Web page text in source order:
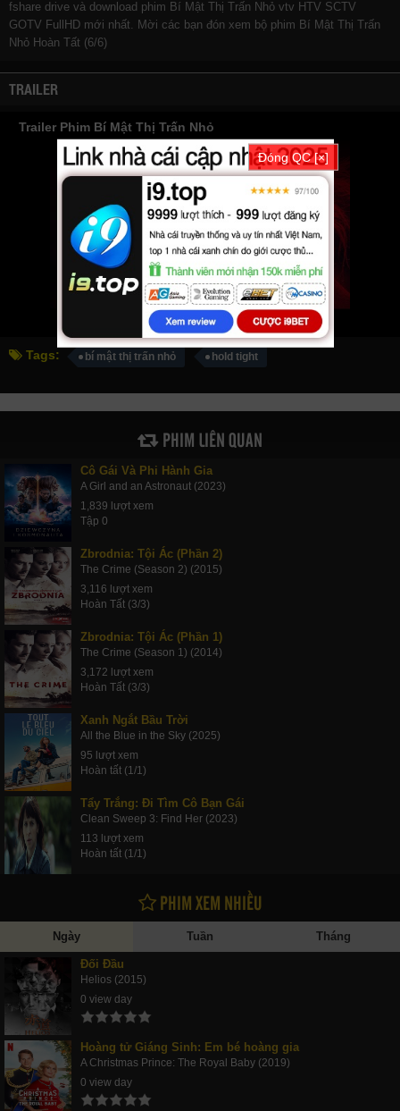
fshare drive và download phim Bí Mật Thị Trấn Nhỏ vtv HTV SCTV
GOTV FullHD mới nhất. Mời các bạn đón xem bộ phim Bí Mật Thị Trấn
Nhỏ Hoàn Tất (6/6)
TRAILER
Trailer Phim Bí Mật Thị Trấn Nhỏ
Tags: bí mật thị trấn nhỏ hold tight
PHIM LIÊN QUAN
Cô Gái Và Phi Hành Gia
A Girl and an Astronaut (2023)
1,839 lượt xem
Tập 0
Zbrodnia: Tội Ác (Phần 2)
The Crime (Season 2) (2015)
3,116 lượt xem
Hoàn Tất (3/3)
Zbrodnia: Tội Ác (Phần 1)
The Crime (Season 1) (2014)
3,172 lượt xem
Hoàn Tất (3/3)
Xanh Ngắt Bầu Trời
All the Blue in the Sky (2025)
95 lượt xem
Hoàn tất (1/1)
Tẩy Trắng: Đi Tìm Cô Bạn Gái
Clean Sweep 3: Find Her (2023)
113 lượt xem
Hoàn tất (1/1)
PHIM XEM NHIỀU
Ngày Tuần Tháng
Đối Đầu
Helios (2015)
0 view day
Hoàng tử Giáng Sinh: Em bé hoàng gia
A Christmas Prince: The Royal Baby (2019)
0 view day
Đóng QC [×]